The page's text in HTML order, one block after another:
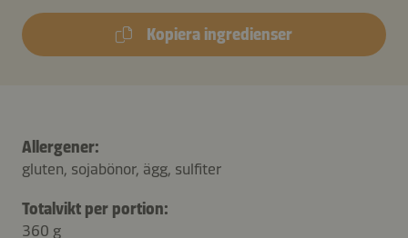
Kopiera ingredienser
Allergener:
gluten, sojabönor, ägg, sulfiter
Totalvikt per portion:
360 g